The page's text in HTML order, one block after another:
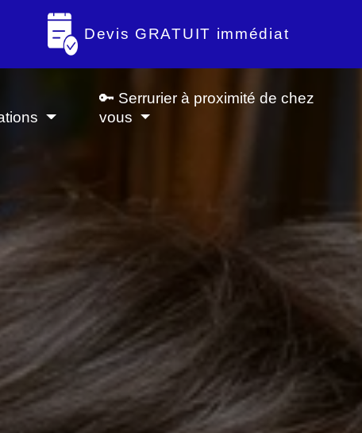
Devis GRATUIT immédiat
🔑 Serrurier à proximité de chez
vous